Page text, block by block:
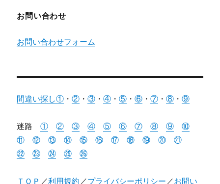
お問い合わせ
お問い合わせフォーム
間違い探し① ・② ・③ ・④ ・⑤ ・⑥ ・⑦ ・⑧ ・⑨
迷路① ② ③ ④ ⑤ ⑥ ⑦ ⑧ ⑨
⑩
⑪
⑫ ⑬ ⑭ ⑮ ⑯ ⑰ ⑱ ⑲ ⑳
㉑
㉒
㉓ ㉔ ㉕ ㉖
ＴＯＰ ／利用規約 ／プライバシーポリシー ／お問い